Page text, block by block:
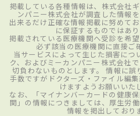
掲載している各種情報は、株式会社
ンパニー株式会社が調査した情報を
出来るだけ正確な情報掲載に努めて
に保証するものではあり
掲載されている医療機関へ受診を希
必ず該当の医療機関に直接ご
当サービスによって生じた損害につ
ク、およびミーカンパニー株式会社
切負わないものとします。 情報に誤
手数ですがドクターズ・ファイル編
けますようお願いいた
なお、「マイナンバーカードの健康
関」の情報につきましては、厚生労
情報を掲出しており